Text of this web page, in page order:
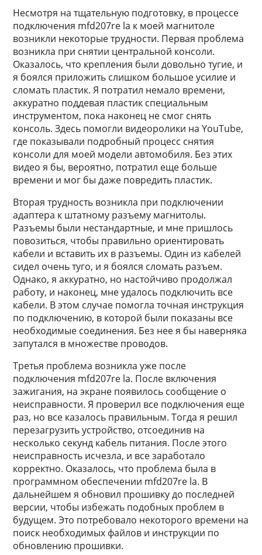
Несмотря на тщательную подготовку, в процессе
подключения mfd207re la к моей магнитоле
возникли некоторые трудности. Первая проблема
возникла при снятии центральной консоли.
Оказалось, что крепления были довольно тугие, и
я боялся приложить слишком большое усилие и
сломать пластик. Я потратил немало времени,
аккуратно поддевая пластик специальным
инструментом, пока наконец не смог снять
консоль. Здесь помогли видеоролики на YouTube,
где показывали подробный процесс снятия
консоли для моей модели автомобиля. Без этих
видео я бы, вероятно, потратил еще больше
времени и мог бы даже повредить пластик.
Вторая трудность возникла при подключении
адаптера к штатному разъему магнитолы.
Разъемы были нестандартные, и мне пришлось
повозиться, чтобы правильно ориентировать
кабели и вставить их в разъемы. Один из кабелей
сидел очень туго, и я боялся сломать разъем.
Однако, я аккуратно, но настойчиво продолжал
работу, и наконец, мне удалось подключить все
кабели. В этом случае помогла точная инструкция
по подключению, в которой были показаны все
необходимые соединения. Без нее я бы наверняка
запутался в множестве проводов.
Третья проблема возникла уже после
подключения mfd207re la. После включения
зажигания, на экране появилось сообщение о
неисправности. Я проверил все подключения еще
раз, но все казалось правильным. Тогда я решил
перезагрузить устройство, отсоединив на
несколько секунд кабель питания. После этого
неисправность исчезла, и все заработало
корректно. Оказалось, что проблема была в
программном обеспечении mfd207re la. В
дальнейшем я обновил прошивку до последней
версии, чтобы избежать подобных проблем в
будущем. Это потребовало некоторого времени на
поиск необходимых файлов и инструкции по
обновлению прошивки.